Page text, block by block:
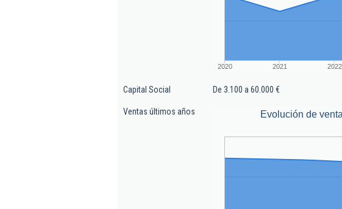
2020 2021 2022
Capital Social De 3.100 a 60.000 €
Ventas últimos años Evolución de